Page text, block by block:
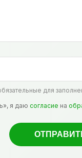
для
я даю согласие на